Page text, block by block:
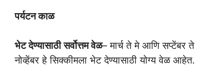
पर्यटन काळ
भेट देण्यासाठी सर्वोत्तम वेळ– मार्च ते मे आणि सप्टेंबर ते
नोव्हेंबर हे सिक्कीमला भेट देण्यासाठी योग्य वेळ आहेत.